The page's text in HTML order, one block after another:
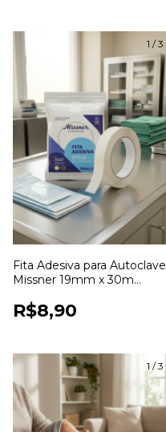
1 /3
Fita Adesiva para Autoclave
Missner 19mm x 30m
R$8,90
1 /3